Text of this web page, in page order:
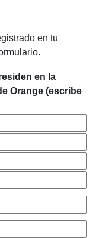
en tu
en la
Orange (escribe